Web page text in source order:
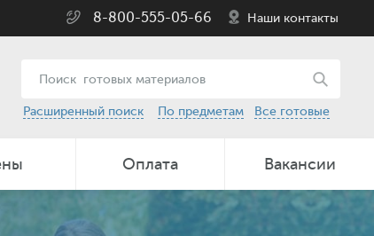
8-800-555-05-66 Наши контакты
Расширенный поиск По предметам Все готовые
Оплата Вакансии